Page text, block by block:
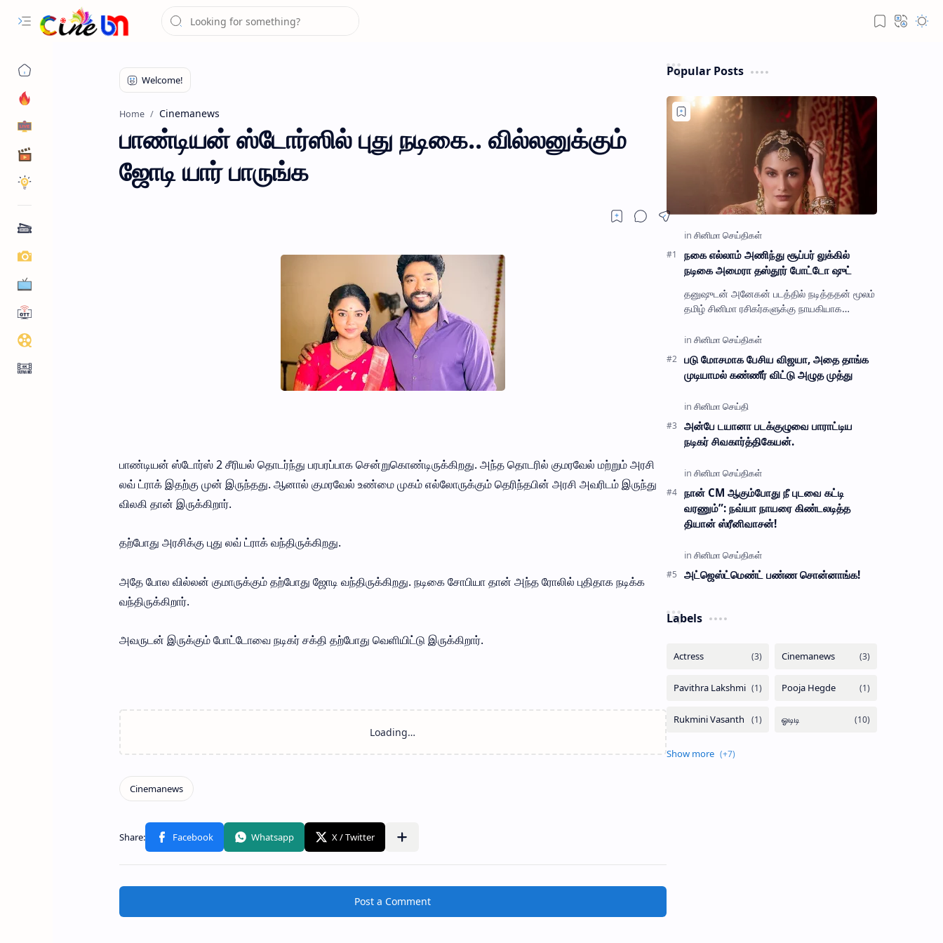
Home Cinemanews
பாண்டியன் ஸ்டோர்ஸில் புது நடிகை.. வில்லனுக்கும்
ஜோடி யார் பாருங்க
பாண்டியன் ஸ்டோர்ஸ் 2 சீரியல் தொடர்ந்து பரபரப்பாக சென்றுகொண்டிருக்கிறது. அந்த தொடரில் குமரவேல் மற்றும் அரசி
லவ் ட்ராக் இதற்கு முன் இருந்தது. ஆனால் குமரவேல் உண்மை முகம் எல்லோருக்கும் தெரிந்தபின் அரசி அவரிடம் இருந்து
விலகி தான் இருக்கிறார்.
தற்போது அரசிக்கு புது லவ் ட்ராக் வந்திருக்கிறது.
அதே போல வில்லன் குமாருக்கும் தற்போது ஜோடி வந்திருக்கிறது. நடிகை சோபியா தான் அந்த ரோலில் புதிதாக நடிக்க
வந்திருக்கிறார்.
அவருடன் இருக்கும் போட்டோவை நடிகர் சக்தி தற்போது வெளியிட்டு இருக்கிறார்.
Post a Comment
Popular Posts
நகை எல்லாம் அணிந்து சூப்பர் லுக்கில்
நடிகை அமைரா தஸ்தூர் போட்டோ ஷுட்
தனுஷுடன் அனேகன் படத்தில் நடித்ததன் மூலம்
தமிழ் சினிமா ரசிகர்களுக்கு நாயகியாக
முதல் படத்திற்கு பிறகு சரியாக தம…
படு மோசமாக பேசிய விஜயா, அதை தாங்க
முடியாமல் கண்ணீர் விட்டு அழுத முத்து
அன்பே டயானா படக்குழுவை பாராட்டிய
நடிகர் சிவகார்த்திகேயன்.
நான் CM ஆகும்போது நீ புடவை கட்டி
வரணும்”: நவ்யா நாயரை கிண்டலடித்த
தியான் ஸ்ரீனிவாசன்!
அட்ஜெஸ்ட்மெண்ட் பண்ண சொன்னாங்க!
Labels